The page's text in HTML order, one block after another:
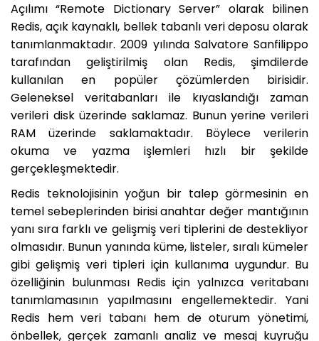
Açılımı “Remote Dictionary Server” olarak bilinen
Redis, açık kaynaklı, bellek tabanlı veri deposu olarak
tanımlanmaktadır. 2009 yılında Salvatore Sanfilippo
tarafından geliştirilmiş olan Redis, şimdilerde
kullanılan en popüler çözümlerden birisidir.
Geleneksel veritabanları ile kıyaslandığı zaman
verileri disk üzerinde saklamaz. Bunun yerine verileri
RAM üzerinde saklamaktadır. Böylece verilerin
okuma ve yazma işlemleri hızlı bir şekilde
gerçekleşmektedir.
Redis teknolojisinin yoğun bir talep görmesinin en
temel sebeplerinden birisi anahtar değer mantığının
yanı sıra farklı ve gelişmiş veri tiplerini de destekliyor
olmasıdır. Bunun yanında küme, listeler, sıralı kümeler
gibi gelişmiş veri tipleri için kullanıma uygundur. Bu
özelliğinin bulunması Redis için yalnızca veritabanı
tanımlamasının yapılmasını engellemektedir. Yani
Redis hem veri tabanı hem de oturum yönetimi,
önbellek, gerçek zamanlı analiz ve mesaj kuyruğu